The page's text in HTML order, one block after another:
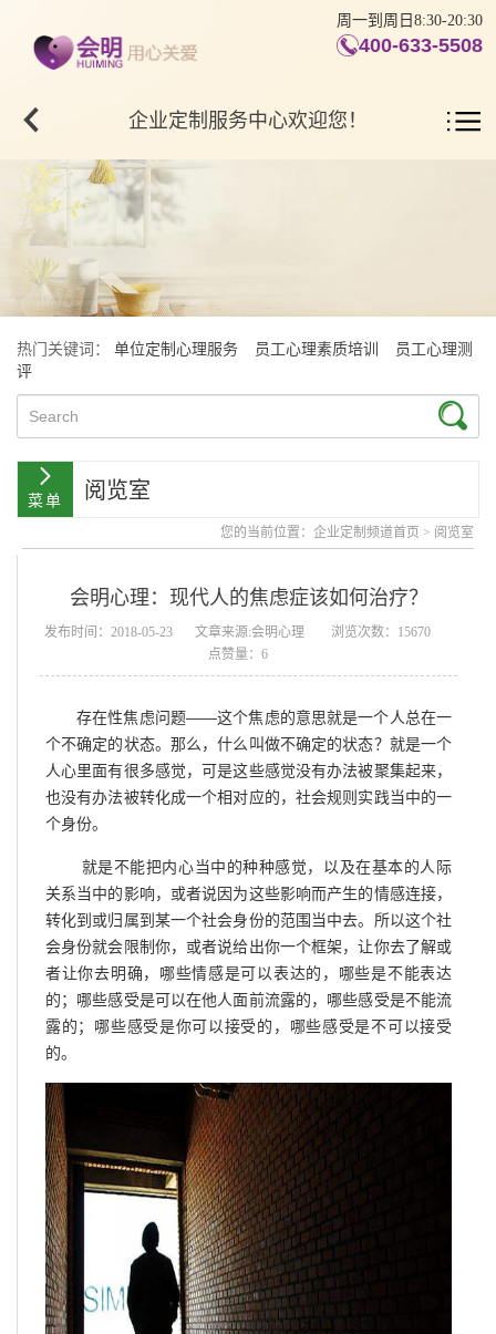
周一到周日8:30-20:30
400-633-5508
企业定制服务中心欢迎您！
热门关键词： 单位定制心理服务 员工心理素质培训
员工心理测
评
阅览室
您的当前位置： 企业定制频道首页 > 阅览室
会明心理：现代人的焦虑症该如何治疗？
发布时间：2018-05-23 文章来源:会明心理
浏览次数：15670
点赞量：6
存在性焦虑问题——这个焦虑的意思就是一个人总在一
个不确定的状态。那么，什么叫做不确定的状态？就是一个
人心里面有很多感觉，可是这些感觉没有办法被聚集起来，
也没有办法被转化成一个相对应的，社会规则实践当中的一
个身份。
就是不能把内心当中的种种感觉，以及在基本的人际
关系当中的影响，或者说因为这些影响而产生的情感连接，
转化到或归属到某一个社会身份的范围当中去。所以这个社
会身份就会限制你，或者说给出你一个框架，让你去了解或
者让你去明确，哪些情感是可以表达的，哪些是不能表达
的；哪些感受是可以在他人面前流露的，哪些感受是不能流
露的；哪些感受是你可以接受的，哪些感受是不可以接受
的。